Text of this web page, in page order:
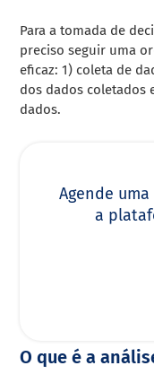
Para a tomada de
preciso seguir uma
eficaz: 1) coleta de
dos dados coletados
dados.
Agende
a
O que é a